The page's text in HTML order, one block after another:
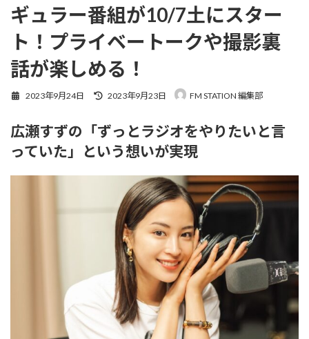
ギュラー番組が10/7土にスター
ト！プライベートークや撮影裏
話が楽しめる！
2023年9月24日
最
新
日
時
2023年9月23日 FM STATION 編集部
広瀬すずの「ずっとラジオをやりたいと言
っていた」という想いが実現